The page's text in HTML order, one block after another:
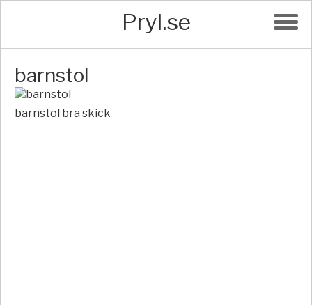
Pryl.se
barnstol
barnstol bra skick